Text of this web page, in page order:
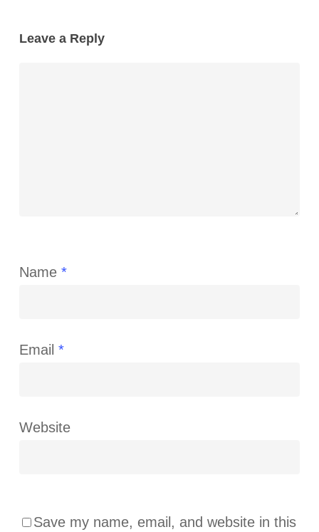
Leave a Reply
Name *
Email *
Website
Save my name, email, and website in this